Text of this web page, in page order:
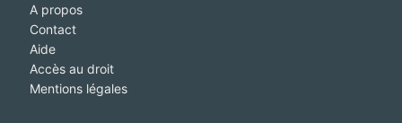
A propos
Contact
Aide
Accès au droit
Mentions légales